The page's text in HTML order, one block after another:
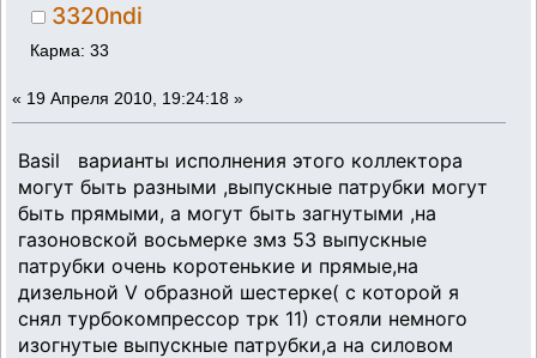
3320ndi
Карма: 33
« 19 Апреля 2010, 19:24:18 »
Basil варианты исполнения этого коллектора
могут быть разными ,выпускные патрубки могут
быть прямыми, а могут быть загнутыми ,на
газоновской восьмерке змз 53 выпускные
патрубки очень коротенькие и прямые,на
дизельной V образной шестерке( с которой я
снял турбокомпрессор трк 11) стояли немного
изогнутые выпускные патрубки,а на силовом